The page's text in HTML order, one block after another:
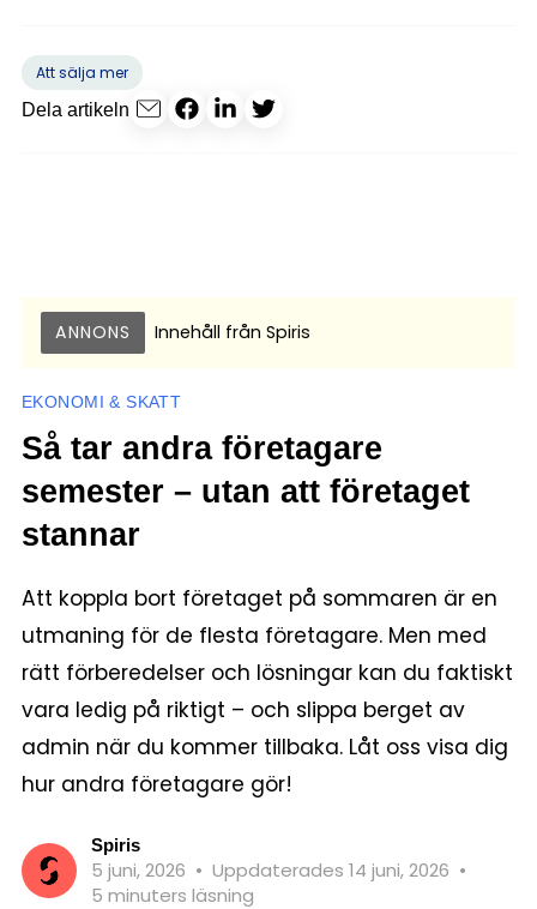
Att sälja mer
Dela artikeln
ANNONS Innehåll från Spiris
EKONOMI & SKATT
Så tar andra företagare
semester – utan att företaget
stannar
Att koppla bort företaget på sommaren är en
utmaning för de flesta företagare. Men med
rätt förberedelser och lösningar kan du faktiskt
vara ledig på riktigt – och slippa berget av
admin när du kommer tillbaka. Låt oss visa dig
hur andra företagare gör!
Spiris
5 juni, 2026 • Uppdaterades 14 juni, 2026 •
5 minuters läsning